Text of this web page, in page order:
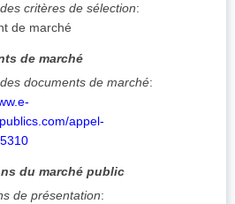
critères de sélection:
de marché
de marché
documents de marché:
appel-
du marché public
de présentation: